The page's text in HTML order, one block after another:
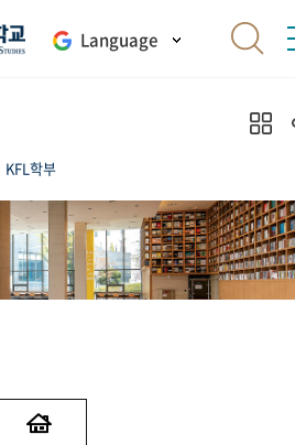
Language
KFL학부